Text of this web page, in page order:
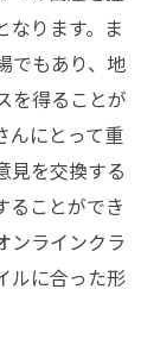
なります。ま
でもあり、地
を得ることが
んにとって重
見を交換する
ることができ
ンラインクラ
ルに合った形